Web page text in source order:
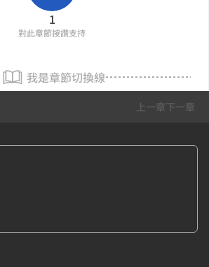
上一章下一章
1
對此章節按讚支持
我是章節切換線